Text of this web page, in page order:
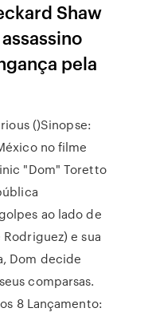
Shaw
pela
()Sinopse:
no filme
"Dom" Toretto
ao lado de
e sua
Dom decide
comparsas.
8 Lançamento: